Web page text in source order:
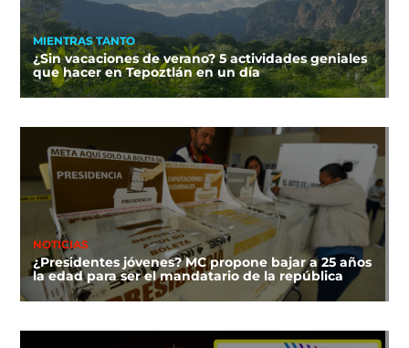
MIENTRAS TANTO
¿Sin vacaciones de verano? 5 actividades geniales
que hacer en Tepoztlán en un día
NOTICIAS
¿Presidentes jóvenes? MC propone bajar a 25 años
la edad para ser el mandatario de la república